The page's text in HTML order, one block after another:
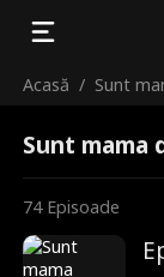
Acasă / Sunt
Sunt mama
74 Episoade